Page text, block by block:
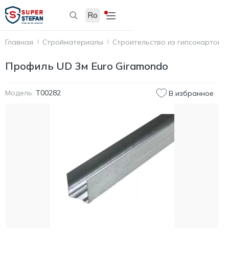
Ro
Главная Стройматериалы Строительство из гипсокартона
Профиль UD 3м Euro Giramondo
Модель: T00282 В избранное